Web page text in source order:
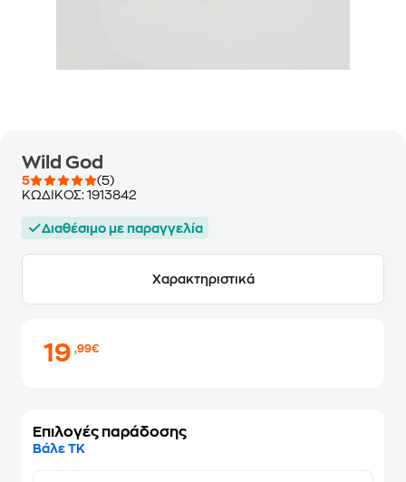
Wild God
5
(5)
ΚΩΔΙΚΟΣ: 1913842
Διαθέσιμο με παραγγελία
Χαρακτηριστικά
19,99€
Επιλογές παράδοσης
Βάλε ΤΚ